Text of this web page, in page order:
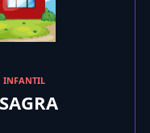
INFANTIL